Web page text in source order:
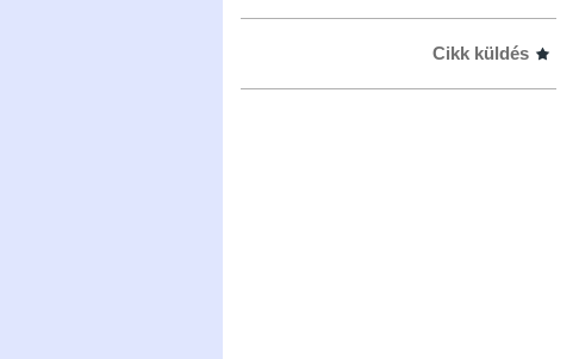
Cikk küldés